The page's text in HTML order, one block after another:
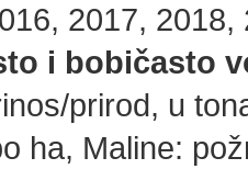
2017, 2018,
i bobičasto
prirod, u
ha, Maline: